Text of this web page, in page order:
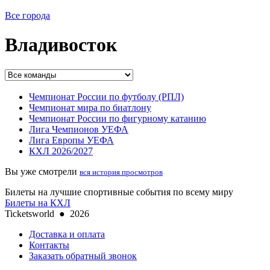
Все города
Владивосток
Чемпионат России по футболу (РПЛ)
Чемпионат мира по биатлону
Чемпионат России по фигурному катанию
Лига Чемпионов УЕФА
Лига Европы УЕФА
КХЛ 2026/2027
Вы уже смотрели вся история просмотров
Билеты на лучшие спортивные события по всему миру
Билеты на КХЛ
Ticketsworld ● 2026
Доставка и оплата
Контакты
Заказать обратный звонок